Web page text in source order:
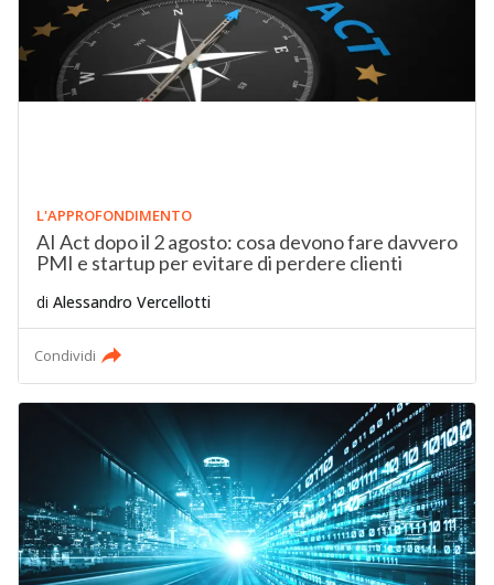
L'APPROFONDIMENTO
AI Act dopo il 2 agosto: cosa devono fare davvero
PMI e startup per evitare di perdere clienti
di Alessandro Vercellotti
Condividi